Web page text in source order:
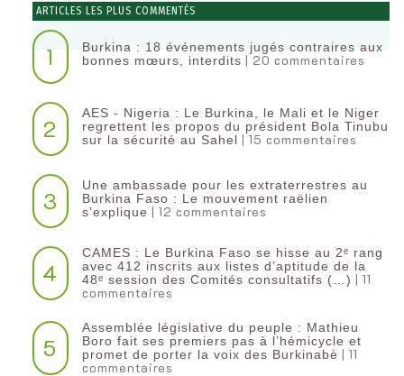
ARTICLES LES PLUS COMMENTÉS
1
Burkina : 18 événements jugés contraires aux
bonnes mœurs, interdits | 20 commentaires
2
AES - Nigeria : Le Burkina, le Mali et le Niger
regrettent les propos du président Bola Tinubu
sur la sécurité au Sahel | 15 commentaires
3
Une ambassade pour les extraterrestres au
Burkina Faso : Le mouvement raëlien
s’explique | 12 commentaires
4
CAMES : Le Burkina Faso se hisse au 2ᵉ rang
avec 412 inscrits aux listes d’aptitude de la
48ᵉ session des Comités consultatifs (…) | 11
commentaires
5
Assemblée législative du peuple : Mathieu
Boro fait ses premiers pas à l’hémicycle et
promet de porter la voix des Burkinabè | 11
commentaires